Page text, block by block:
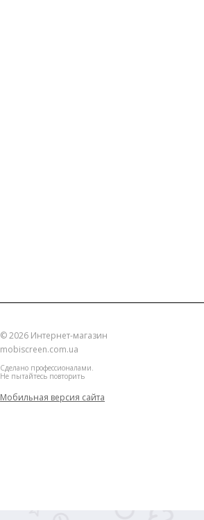
© 2026 Интернет-магазин
mobiscreen.com.ua
Сделано профессионалами.
Не пытайтесь повторить
Мобильная версия сайта